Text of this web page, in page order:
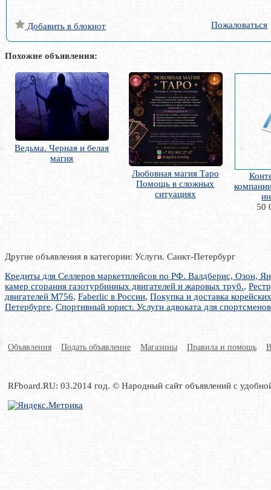
Добавить в блокнот Пожаловаться
Похожие объявления:
Ведьма. Черная и белая
магия
Любовная магия Таро
Помощь в сложных
ситуациях
50
Другие объявления в категории: Услуги. Санкт-Петербург
Кредиты для Селлеров маркетплейсов по РФ. Валдберис, Озон,
камер сгорания газотурбинных двигателей и жаровых труб.,
двигателей М756, Faberlic в России, Покупка и доставка
Петербурге, Спортивный юрист. Услуги адвоката для
Объявления Подать объявление Магазины Правила и помощь
RFboard.RU: 03.2014 год. © Народный сайт объявлений с